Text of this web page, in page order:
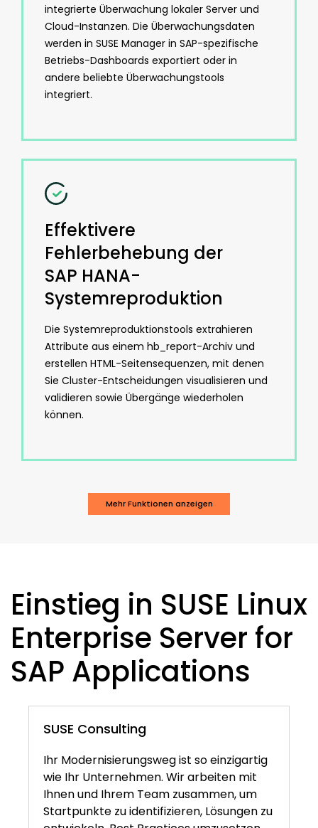
integrierte Überwachung lokaler Server und
Cloud-Instanzen. Die Überwachungsdaten
werden in SUSE Manager in SAP-spezifische
Betriebs-Dashboards exportiert oder in
andere beliebte Überwachungstools
integriert.
Effektivere
Fehlerbehebung der
SAP HANA-
Systemreproduktion
Die Systemreproduktionstools extrahieren
Attribute aus einem hb_report-Archiv und
erstellen HTML-Seitensequenzen, mit denen
Sie Cluster-Entscheidungen visualisieren und
validieren sowie Übergänge wiederholen
können.
Mehr Funktionen anzeigen
Einstieg in SUSE Linux
Enterprise Server for
SAP Applications
SUSE Consulting
Ihr Modernisierungsweg ist so einzigartig
wie Ihr Unternehmen. Wir arbeiten mit
Ihnen und Ihrem Team zusammen, um
Startpunkte zu identifizieren, Lösungen zu